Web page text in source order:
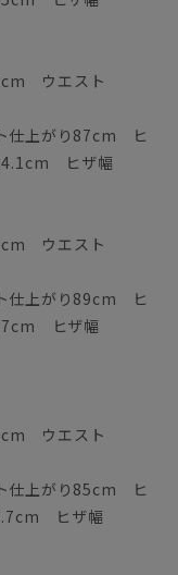
ウエスト
仕上がり87cm ヒ
ヒザ幅
ウエスト
仕上がり89cm ヒ
ヒザ幅
ウエスト
仕上がり85cm ヒ
ヒザ幅